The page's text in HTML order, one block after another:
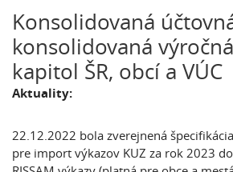
Konsolidovaná
konsolidovaná
kapitol ŠR, obcí a VÚC
Aktuality:
22.12.2022 bola zverejnená
pre import výkazov KUZ za rok 2023